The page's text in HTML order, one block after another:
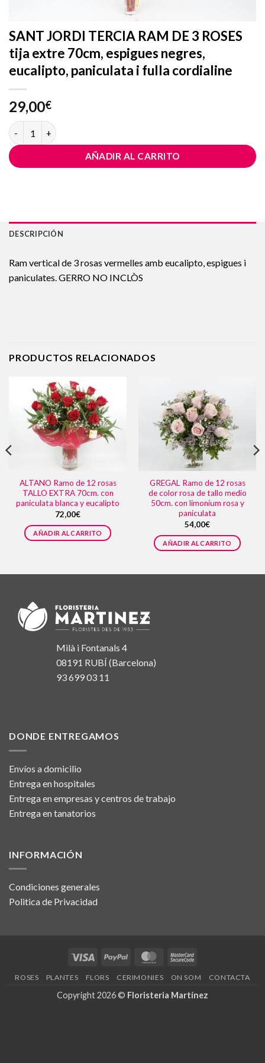
SANT JORDI TERCIA RAM DE 3 ROSES
tija extre 70cm, espigues negres,
eucalipto, paniculata i fulla cordialine
29,00€
SANT JORDI TERCIA RAM DE 3 ROSES tija extre 70cm,
AÑADIR AL CARRITO
DESCRIPCIÓN
Ram vertical de 3 rosas vermelles amb eucalipto, espigues i
paniculates. GERRO NO INCLÒS
PRODUCTOS RELACIONADOS
ALTANO Ramo de 12 rosas
TALLO EXTRA 70cm. con
paniculata blanca y eucalipto
72,00€
AÑADIR AL CARRITO
GREGAL Ramo de 12 rosas
de color rosa de tallo medio
50cm. con limonium rosa y
paniculata
54,00€
AÑADIR AL CARRITO
Milà i Fontanals 4
08191 RUBÍ (Barcelona)
93 699 03 11
DONDE ENTREGAMOS
Envíos a domicilio
Entrega en hospitales
Entrega en empresas y centros de trabajo
Entrega en tanatorios
INFORMACIÓN
Condiciones generales
Politica de Privacidad
Visa PayPal MasterCardMasterCard
ROSES PLANTES FLORS CERIMONIES ON SOM CONTACTA
Copyright 2026 © Floristeria Martínez